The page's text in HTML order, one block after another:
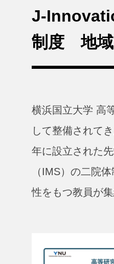
J-
制度 地域
横浜国立大学 高
して整備されて
年に設立された
（IMS）の二院
性をもつ教員が